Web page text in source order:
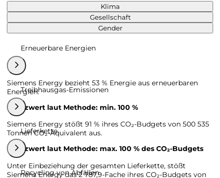
Klima
Gesellschaft
Gender
Erneuerbare Energien
Siemens Energy bezieht 53 % Energie aus erneuerbaren
Energien.
Grenzwert laut Methode: min. 100 %
Treibhausgas-Emissionen
Siemens Energy stößt 91 % ihres CO₂-Budgets von 500 535
Tonnen CO₂-Äquivalent aus.
Grenzwert laut Methode: max. 100 % des CO₂-Budgets
Lieferkette
Unter Einbeziehung der gesamten Lieferkette, stößt
Siemens Energy das 2 787,9-Fache ihres CO₂-Budgets von
Recycling von Abfällen